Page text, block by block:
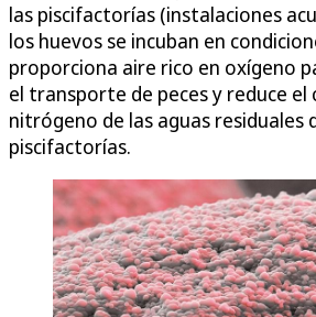
las piscifactorías (instalaciones
los huevos se incuban en
proporciona aire rico en oxígeno
el transporte de peces y reduce el
nitrógeno de las aguas residuales
piscifactorías.